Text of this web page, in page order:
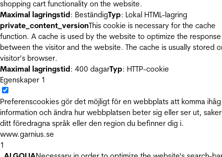
shopping cart functionality on the website.
Maximal lagringstid: BeständigTyp: Lokal HTML-lagring
private_content_versionThis cookie is necessary for the cache
function. A cache is used by the website to optimize the
between the visitor and the website. The cache is usually stored
visitor’s browser.
Maximal lagringstid: 400 dagarTyp: HTTP-cookie
Egenskaper 1
Preferenscookies gör det möjligt för en webbplats att komma ihåg
information och ändra hur webbplatsen beter sig eller ser ut,
ditt föredragna språk eller den region du befinner dig i.
www.garnius.se
1